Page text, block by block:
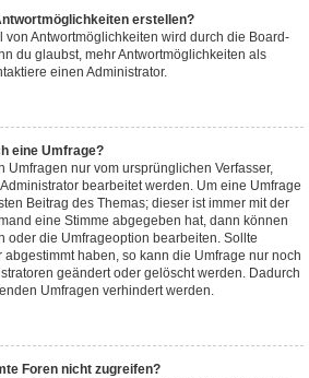
erstellen?
von Antwortmöglichkeiten wird durch die Board-
du glaubst, mehr Antwortmöglichkeiten als
einen Administrator.
eine Umfrage?
Umfragen nur vom ursprünglichen Verfasser,
bearbeitet werden. Um eine Umfrage
Beitrag des Themas; dieser ist immer mit der
eine Stimme abgegeben hat, dann können
oder die Umfrageoption bearbeiten. Sollte
haben, so kann die Umfrage nur noch
geändert oder gelöscht werden. Dadurch
Umfragen verhindert werden.
Foren nicht zugreifen?